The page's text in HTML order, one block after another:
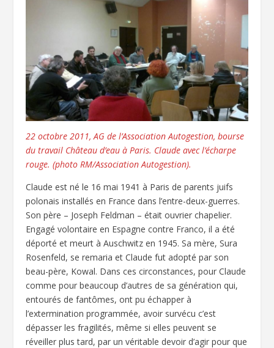
22 octobre 2011, AG de l’Association Autogestion, bourse
du travail Château d’eau à Paris. Claude avec l’écharpe
rouge. (photo RM/Association Autogestion).
Claude est né le 16 mai 1941 à Paris de parents juifs
polonais installés en France dans l’entre-deux-guerres.
Son père – Joseph Feldman – était ouvrier chapelier.
Engagé volontaire en Espagne contre Franco, il a été
déporté et meurt à Auschwitz en 1945. Sa mère, Sura
Rosenfeld, se remaria et Claude fut adopté par son
beau-père, Kowal. Dans ces circonstances, pour Claude
comme pour beaucoup d’autres de sa génération qui,
entourés de fantômes, ont pu échapper à
l’extermination programmée, avoir survécu c’est
dépasser les fragilités, même si elles peuvent se
réveiller plus tard, par un véritable devoir d’agir pour que